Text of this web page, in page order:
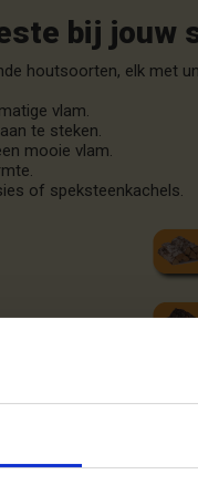
bij jouw
houtsoorten, elk met
vlam.
te steken.
mooie vlam.
of speksteenkachels.
warm en gezellig